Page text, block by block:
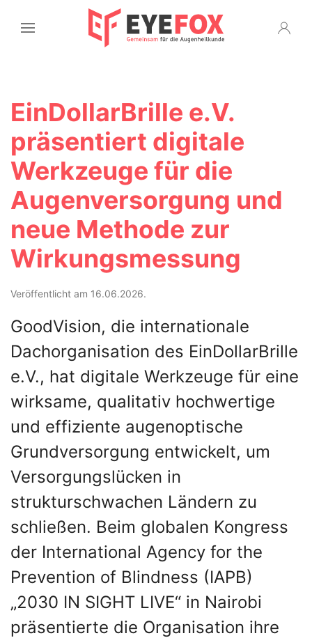
EinDollarBrille e.V.
präsentiert digitale
Werkzeuge für die
Augenversorgung und
neue Methode zur
Wirkungsmessung
Veröffentlicht am 16.06.2026.
GoodVision, die internationale
Dachorganisation des EinDollarBrille
e.V., hat digitale Werkzeuge für eine
wirksame, qualitativ hochwertige
und effiziente augenoptische
Grundversorgung entwickelt, um
Versorgungslücken in
strukturschwachen Ländern zu
schließen. Beim globalen Kongress
der International Agency for the
Prevention of Blindness (IAPB)
„2030 IN SIGHT LIVE“ in Nairobi
präsentierte die Organisation ihre